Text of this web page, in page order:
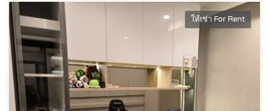
ให้เช่า For Rent